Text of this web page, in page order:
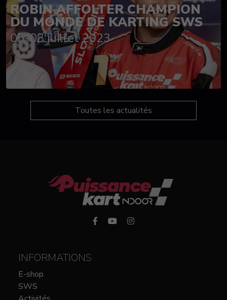
ROBIN AFFOLTER CHAMPION
DU MONDE DE KARTING SWS
05-08 juillet 2023
Toutes les actualités
INFORMATIONS
E-shop
SWS